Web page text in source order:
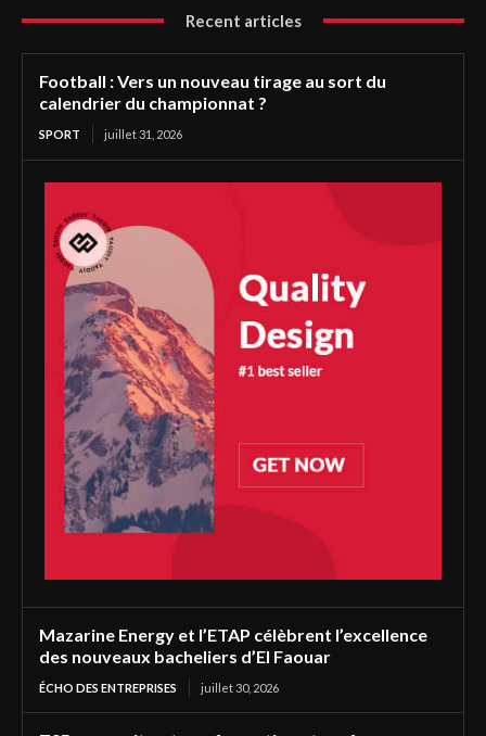
Recent articles
Football : Vers un nouveau tirage au sort du
calendrier du championnat ?
SPORT juillet 31, 2026
Mazarine Energy et l’ETAP célèbrent l’excellence
des nouveaux bacheliers d’El Faouar
ÉCHO DES ENTREPRISES juillet 30, 2026